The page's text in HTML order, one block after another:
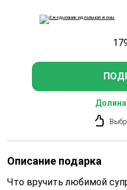
Описание подарка
Что вручить любимой